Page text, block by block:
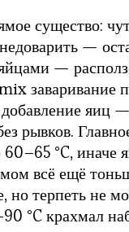
существо:
—
—
заваривание
яиц —
рывков.
°C, иначе
всё ещё
терпеть не
°C крахмал